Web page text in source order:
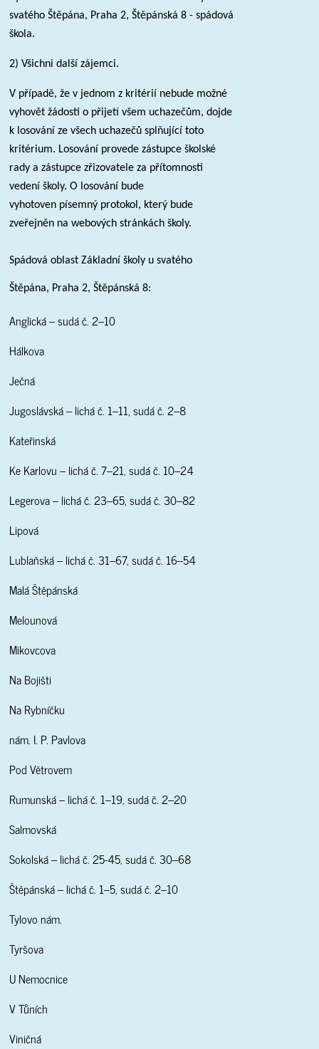
svatého Štěpána, Praha 2, Štěpánská 8 - spádová
škola.
2) Všichni další zájemci.
V případě, že v jednom z kritérií nebude možné
vyhovět žádosti o přijetí všem uchazečům, dojde
k losování ze všech uchazečů splňující toto
kritérium. Losování provede zástupce školské
rady a zástupce zřizovatele za přítomnosti
vedení školy. O losování bude
vyhotoven písemný protokol, který bude
zveřejněn na webových stránkách školy.
Spádová oblast Základní školy u svatého
Štěpána, Praha 2, Štěpánská 8:
Anglická – sudá č. 2–10
Hálkova
Ječná
Jugoslávská – lichá č. 1–11, sudá č. 2–8
Kateřinská
Ke Karlovu – lichá č. 7–21, sudá č. 10–24
Legerova – lichá č. 23–65, sudá č. 30–82
Lipová
Lublaňská – lichá č. 31–67, sudá č. 16–54
Malá Štěpánská
Melounová
Mikovcova
Na Bojišti
Na Rybníčku
nám. I. P. Pavlova
Pod Větrovem
Rumunská – lichá č. 1–19, sudá č. 2–20
Salmovská
Sokolská – lichá č. 25-45, sudá č. 30–68
Štěpánská – lichá č. 1–5, sudá č. 2–10
Tylovo nám.
Tyršova
U Nemocnice
V Tůních
Viničná